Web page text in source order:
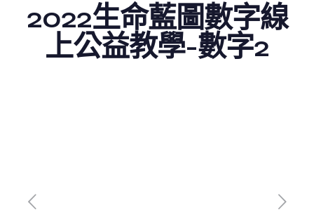
2022生命藍圖數字線
上公益教學-數字2